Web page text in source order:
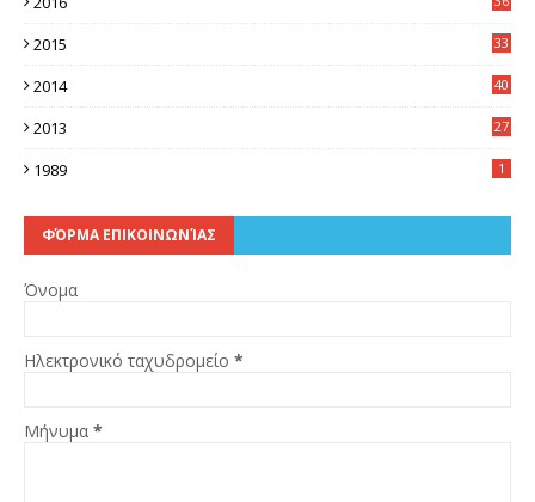
2015
33
2014
40
2013
27
1989 1
ΦΌΡΜΑ ΕΠΙΚΟΙΝΩΝΊΑΣ
Όνομα
Ηλεκτρονικό ταχυδρομείο *
Μήνυμα *